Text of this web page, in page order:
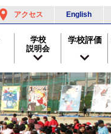
アクセス English
学校
説明会
学校評価